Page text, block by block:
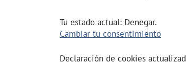
Tu estado actual: Denegar.
Cambiar tu consentimiento
Declaración de cookies